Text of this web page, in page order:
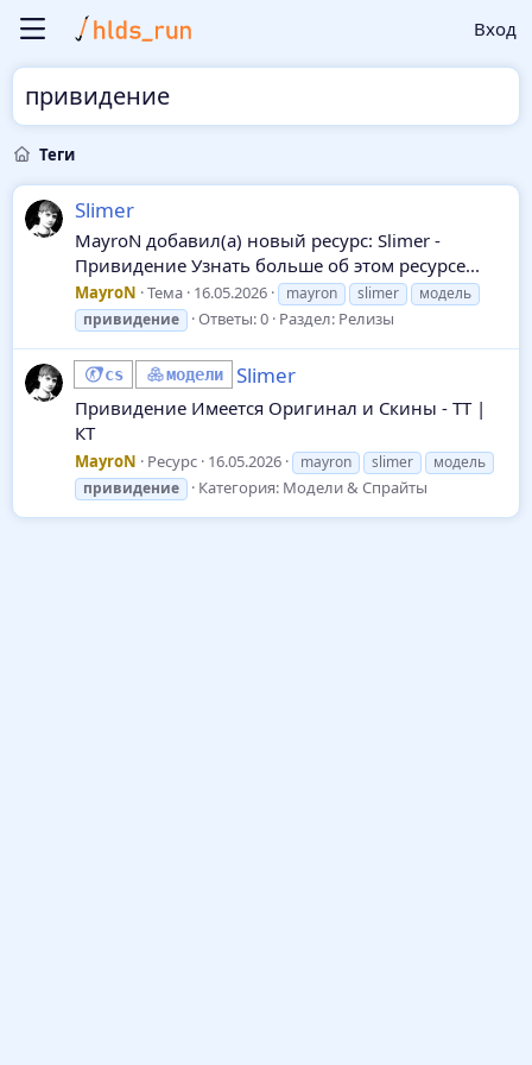
Вход
привидение
Теги
Slimer
MayroN добавил(а) новый ресурс: Slimer -
Привидение Узнать больше об этом ресурсе...
MayroN Тема 16.05.2026 mayron slimer
модель
привидение
Ответы: 0 Раздел: Релизы
cs модели Slimer
Привидение Имеется Оригинал и Скины - ТТ |
КТ
MayroN Ресурс 16.05.2026 mayron slimer
модель
привидение
Категория: Модели & Спрайты